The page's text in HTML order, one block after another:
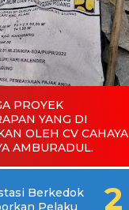
PROYEK
YANG DI
OLEH CV CAHAYA
AMBURADUL.
Berkedok
Pelaku